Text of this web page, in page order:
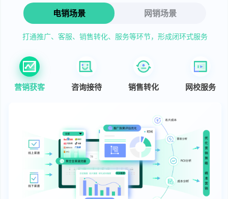
电销场景 网销场景
打通推广、客服、销售转化、服务等环节，形成闭环式服务
营销获客 咨询接待 销售转化 网校服务